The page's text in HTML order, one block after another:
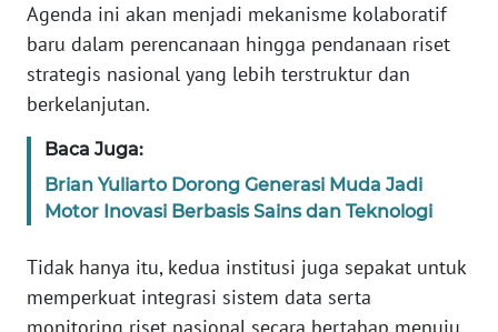
Agenda ini akan menjadi mekanisme kolaboratif
baru dalam perencanaan hingga pendanaan riset
strategis nasional yang lebih terstruktur dan
berkelanjutan.
Baca Juga:
Brian Yuliarto Dorong Generasi Muda Jadi
Motor Inovasi Berbasis Sains dan Teknologi
Tidak hanya itu, kedua institusi juga sepakat untuk
memperkuat integrasi sistem data serta
KAMI
INFO
IKLAN
TENTANG
KAMI
MEDIA
SIBER